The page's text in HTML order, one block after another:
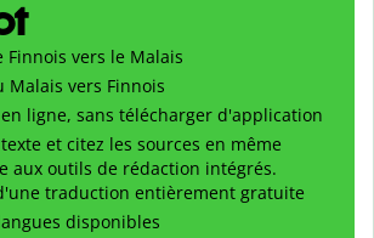
Finnois vers le Malais
Malais vers Finnois
ligne, sans télécharger d'application
et citez les sources en même
aux outils de rédaction intégrés.
traduction entièrement gratuite
disponibles